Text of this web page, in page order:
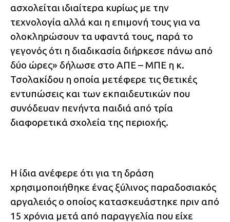
ασχολείται ιδιαίτερα κυρίως με την
τεχνολογία αλλά και η επιμονή τους για να
ολοκληρώσουν τα υφαντά τους, παρά το
γεγονός ότι η διαδικασία διήρκεσε πάνω από
δύο ώρες» δήλωσε στο ΑΠΕ – ΜΠΕ η κ.
Τσολακίδου η οποία μετέφερε τις θετικές
εντυπώσεις και των εκπαιδευτικών που
συνόδευαν πενήντα παιδιά από τρία
διαφορετικά σχολεία της περιοχής.
Η ίδια ανέφερε ότι για τη δράση
χρησιμοποιήθηκε ένας ξύλινος παραδοσιακός
αργαλειός ο οποίος κατασκευάστηκε πριν από
15 χρόνια μετά από παραγγελία που είχε